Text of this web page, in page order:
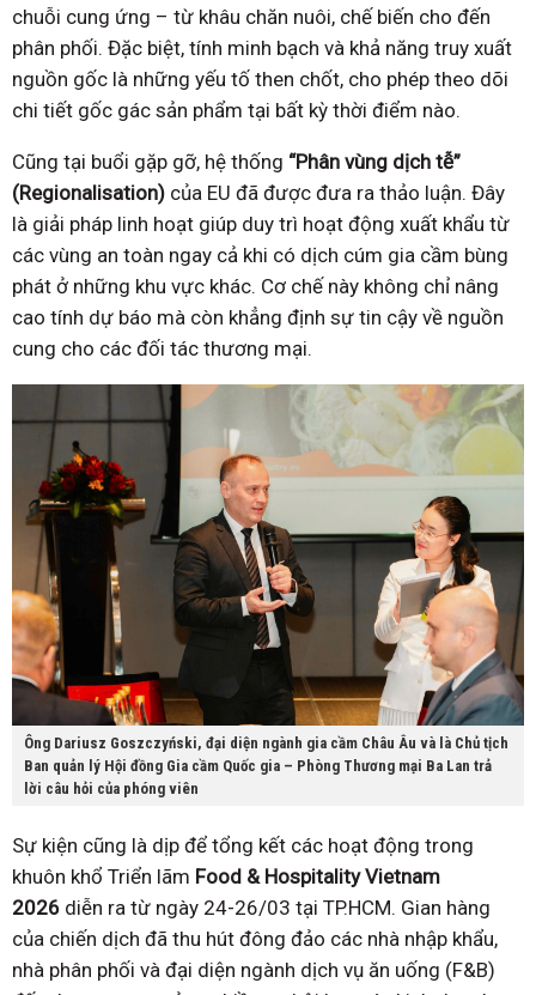
chuỗi cung ứng – từ khâu chăn nuôi, chế biến cho đến
phân phối. Đặc biệt, tính minh bạch và khả năng truy xuất
nguồn gốc là những yếu tố then chốt, cho phép theo dõi
chi tiết gốc gác sản phẩm tại bất kỳ thời điểm nào.
Cũng tại buổi gặp gỡ, hệ thống “Phân vùng dịch tễ”
(Regionalisation) của EU đã được đưa ra thảo luận. Đây
là giải pháp linh hoạt giúp duy trì hoạt động xuất khẩu từ
các vùng an toàn ngay cả khi có dịch cúm gia cầm bùng
phát ở những khu vực khác. Cơ chế này không chỉ nâng
cao tính dự báo mà còn khẳng định sự tin cậy về nguồn
cung cho các đối tác thương mại.
Ông Dariusz Goszczyński, đại diện ngành gia cầm Châu Âu và là Chủ tịch
Ban quản lý Hội đồng Gia cầm Quốc gia – Phòng Thương mại Ba Lan trả
lời câu hỏi của phóng viên
Sự kiện cũng là dịp để tổng kết các hoạt động trong
khuôn khổ Triển lãm Food & Hospitality Vietnam
2026 diễn ra từ ngày 24-26/03 tại TP.HCM. Gian hàng
của chiến dịch đã thu hút đông đảo các nhà nhập khẩu,
nhà phân phối và đại diện ngành dịch vụ ăn uống (F&B)